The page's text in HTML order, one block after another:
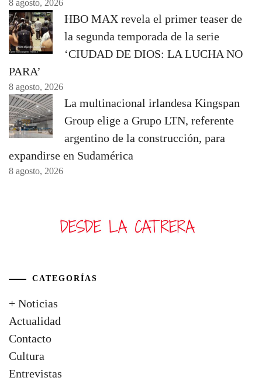
8 agosto, 2026
HBO MAX revela el primer teaser de
la segunda temporada de la serie
‘CIUDAD DE DIOS: LA LUCHA NO
PARA’
8 agosto, 2026
La multinacional irlandesa Kingspan
Group elige a Grupo LTN, referente
argentino de la construcción, para
expandirse en Sudamérica
8 agosto, 2026
CATEGORÍAS
+ Noticias
Actualidad
Contacto
Cultura
Entrevistas